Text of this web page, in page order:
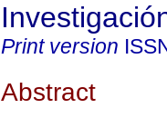
Print version
Abstract